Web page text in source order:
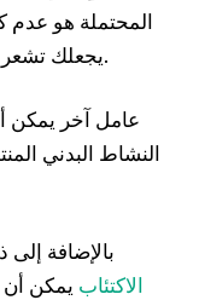
المحتملة هو عدم
يجعلك تشعر بالإرهاق وتفتقر إلى الطاقة طوال اليوم.
عامل آخر يمكن
النشاط البدني
بالإضافة إلى
الاكتئاب يمكن أن